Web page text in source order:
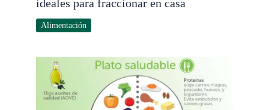
ideales para fraccionar en casa
Alimentación